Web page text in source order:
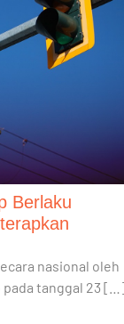
Berlaku
nasional oleh
pada tanggal 23